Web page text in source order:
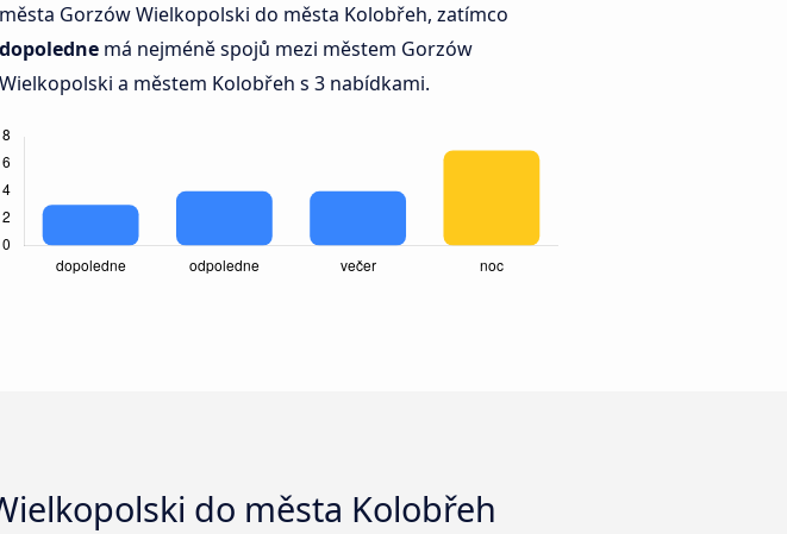
města Gorzów Wielkopolski do města Kolobřeh, zatímco
dopoledne má nejméně spojů mezi městem Gorzów
Wielkopolski a městem Kolobřeh s 3 nabídkami.
do města Kolobřeh